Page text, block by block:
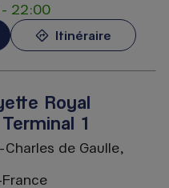
22:00
Itinéraire
Royal
1
de Gaulle,